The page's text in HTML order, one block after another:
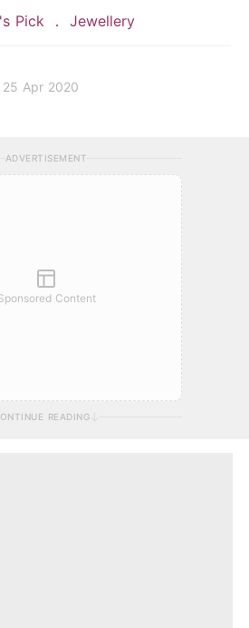
Pick Jewellery
25 Apr 2020
ADVERTISEMENT
Content
READING